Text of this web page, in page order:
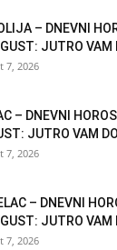
– DNEVNI
JUTRO VAM
7, 2026
– DNEVNI
JUTRO VAM
7, 2026
– DNEVNI
JUTRO VAM
7, 2026